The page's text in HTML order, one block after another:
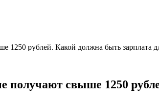
1250 рублей. Какой должна быть зарплата
получают свыше 1250